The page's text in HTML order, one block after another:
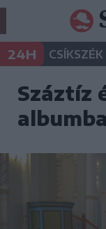
24H CSÍKSZÉK
Száztíz